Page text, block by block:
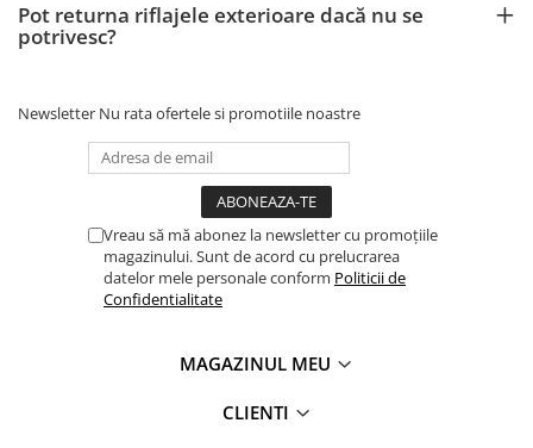
Pot returna riflajele exterioare dacă nu se
potrivesc?
Newsletter Nu rata ofertele si promotiile noastre
Vreau să mă abonez la newsletter cu promoțiile
magazinului. Sunt de acord cu prelucrarea
datelor mele personale conform Politicii de
Confidentialitate
MAGAZINUL MEU
CLIENTI